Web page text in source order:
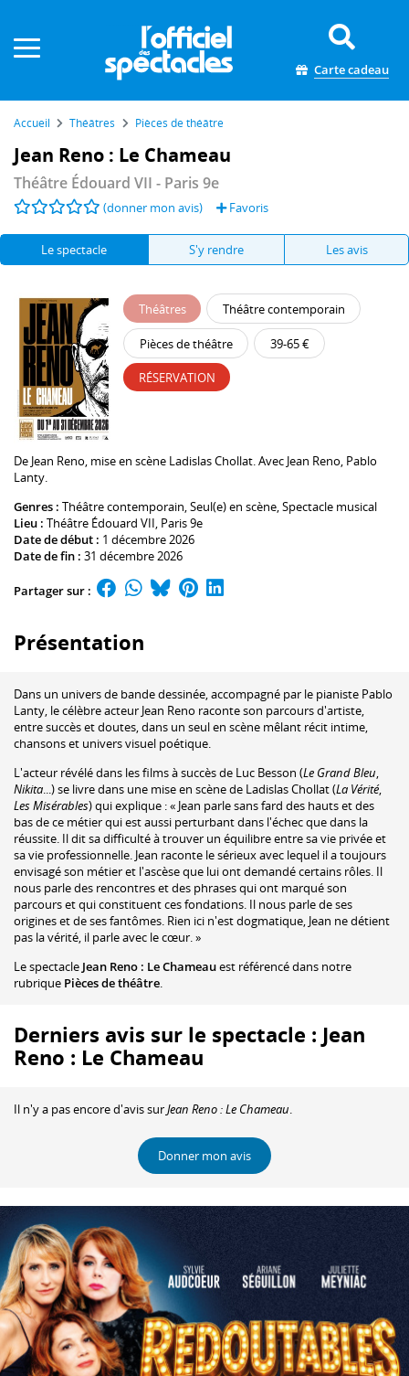
Carte cadeau
Accueil Théâtres Pièces de théâtre
Jean Reno : Le Chameau
Théâtre Édouard VII - Paris 9e
(donner mon avis) Favoris
Le spectacle S'y rendre Les avis
Théâtres Théâtre contemporain
Pièces de théâtre 39-65 €
RÉSERVATION
De Jean Reno , mise en scène Ladislas Chollat . Avec Jean Reno Pablo
Lanty
Genres : Théâtre contemporain,Seul(e) en scène, Spectacle musical
Lieu : Théâtre Édouard VII, Paris 9e
Date de début : 1 décembre 2026
Date de fin : 31 décembre 2026
Partager sur :
Présentation
Dans un univers de bande dessinée, accompagné par le pianiste Pablo
Lanty, le célèbre acteur Jean Reno raconte son parcours d'artiste,
entre succès et doutes, dans un seul en scène mêlant récit intime,
chansons et univers visuel poétique.
L'acteur révélé dans les films à succès de Luc Besson (Le Grand Bleu,
Nikita...) se livre dans une mise en scène de Ladislas Chollat (La Vérité,
Les Misérables) qui explique : « Jean parle sans fard des hauts et des
bas de ce métier qui est aussi perturbant dans l'échec que dans la
réussite. Il dit sa difficulté à trouver un équilibre entre sa vie privée et
sa vie professionnelle. Jean raconte le sérieux avec lequel il a toujours
envisagé son métier et l'ascèse que lui ont demandé certains rôles. Il
nous parle des rencontres et des phrases qui ont marqué son
parcours et qui constituent ces fondations. Il nous parle de ses
origines et de ses fantômes. Rien ici n'est dogmatique, Jean ne détient
pas la vérité, il parle avec le cœur. »
Le spectacle Jean Reno : Le Chameauest référencé dans notre
rubrique Pièces de théâtre.
Derniers avis sur le spectacle : Jean
Reno : Le Chameau
Il n'y a pas encore d'avis surJean Reno : Le Chameau.
Donner mon avis